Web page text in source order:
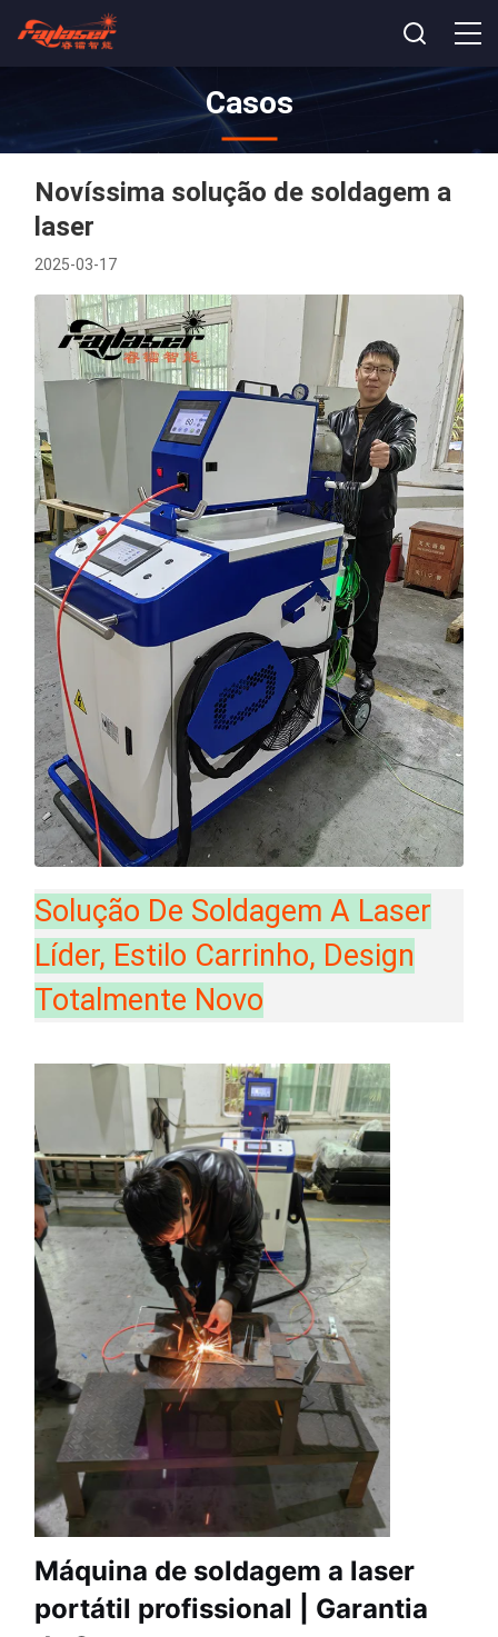
Casos
Novíssima solução de soldagem a
laser
2025-03-17
Solução De Soldagem A Laser
Líder, Estilo Carrinho, Design
Totalmente Novo
Máquina de soldagem a laser
portátil profissional | Garantia